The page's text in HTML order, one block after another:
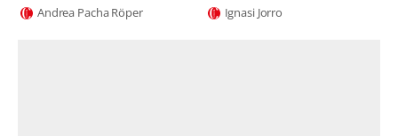
Andrea Pacha Röper Ignasi Jorro